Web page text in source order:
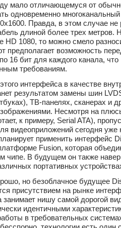
мало отличающемуся от
одновременно
Правда, в этом случае не
длиной более трех метров.
HD 1080, то можно смело
предполагает возможность
16 бит для каждого канала,
требованиям.
интерфейса в качестве
результатом замены шин
ТВ-панелях, сканерах и
Несмотря на
к примеру, Serial ATA),
видеоприложений сегодня уже
применить интерфейс
Fusion, которая
чипе. В будущем он также
портативных
но безоблачное будущее
присутствием на рынке
занимает нишу самой дорогой
идентичными
в требовательных